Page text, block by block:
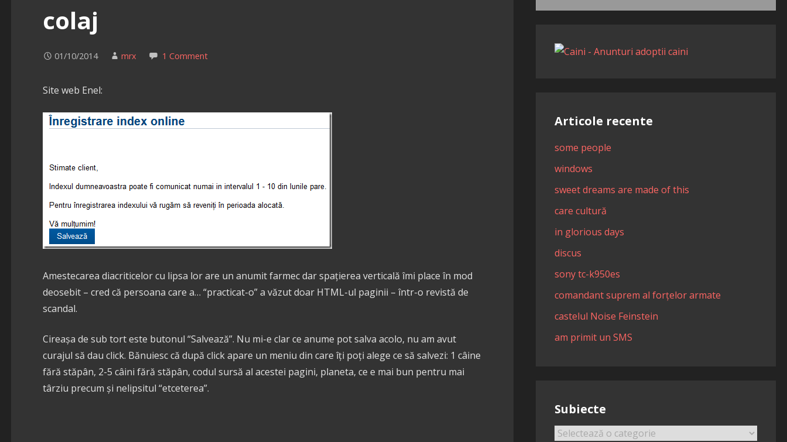
colaj
01/10/2014 mrx 1 Comment
Site web Enel:
Amestecarea diacriticelor cu lipsa lor are un anumit farmec dar spațierea verticală îmi place în mod
deosebit – cred că persoana care a… “practicat-o” a văzut doar HTML-ul paginii – într-o revistă de
scandal.
Cireașa de sub tort este butonul “Salvează”. Nu mi-e clar ce anume pot salva acolo, nu am avut
curajul să dau click. Bănuiesc că după click apare un meniu din care îți poți alege ce să salvezi: 1 câine
fără stăpân, 2-5 câini fără stăpân, codul sursă al acestei pagini, planeta, ce e mai bun pentru mai
târziu precum și nelipsitul “etceterea”.
Articole recente
some people
windows
sweet dreams are made of this
care cultură
in glorious days
discus
sony tc-k950es
comandant suprem al forțelor armate
castelul Noise Feinstein
am primit un SMS
Subiecte
Subiecte